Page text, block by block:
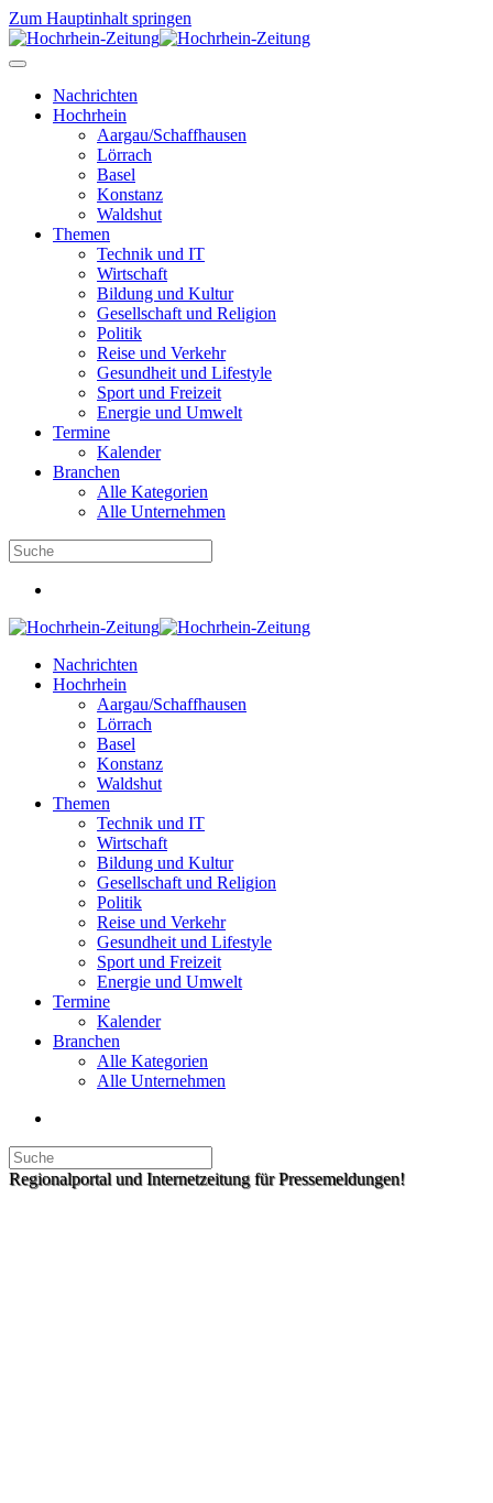
Zum Hauptinhalt springen
Nachrichten
Hochrhein
Aargau/Schaffhausen
Lörrach
Basel
Konstanz
Waldshut
Themen
Technik und IT
Wirtschaft
Bildung und Kultur
Gesellschaft und Religion
Politik
Reise und Verkehr
Gesundheit und Lifestyle
Sport und Freizeit
Energie und Umwelt
Termine
Kalender
Branchen
Alle Kategorien
Alle Unternehmen
Nachrichten
Hochrhein
Aargau/Schaffhausen
Lörrach
Basel
Konstanz
Waldshut
Themen
Technik und IT
Wirtschaft
Bildung und Kultur
Gesellschaft und Religion
Politik
Reise und Verkehr
Gesundheit und Lifestyle
Sport und Freizeit
Energie und Umwelt
Termine
Kalender
Branchen
Alle Kategorien
Alle Unternehmen
Regionalportal und Internetzeitung für Pressemeldungen!